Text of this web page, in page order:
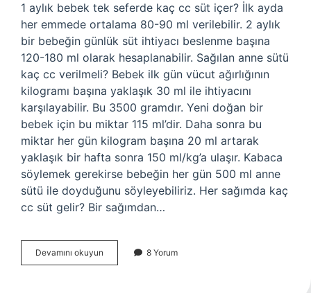
1 aylık bebek tek seferde kaç cc süt içer? İlk ayda
her emmede ortalama 80-90 ml verilebilir. 2 aylık
bir bebeğin günlük süt ihtiyacı beslenme başına
120-180 ml olarak hesaplanabilir. Sağılan anne sütü
kaç cc verilmeli? Bebek ilk gün vücut ağırlığının
kilogramı başına yaklaşık 30 ml ile ihtiyacını
karşılayabilir. Bu 3500 gramdır. Yeni doğan bir
bebek için bu miktar 115 ml’dir. Daha sonra bu
miktar her gün kilogram başına 20 ml artarak
yaklaşık bir hafta sonra 150 ml/kg’a ulaşır. Kabaca
söylemek gerekirse bebeğin her gün 500 ml anne
sütü ile doyduğunu söyleyebiliriz. Her sağımda kaç
cc süt gelir? Bir sağımdan…
Devamını okuyun
Aylık
8 Yorum